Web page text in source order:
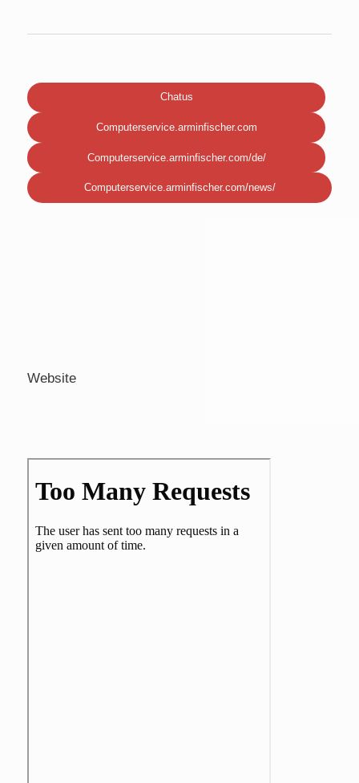
Chatus
Computerservice.arminfischer.com
Computerservice.arminfischer.com/de/
Computerservice.arminfischer.com/news/
Website